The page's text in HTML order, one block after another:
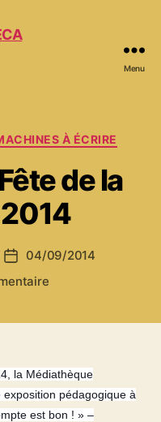
Menu
À ÉCRIRE
de la
Date04/09/2014
sur
la
Science
2014
la Médiathèque
pédagogique à
est bon ! » –